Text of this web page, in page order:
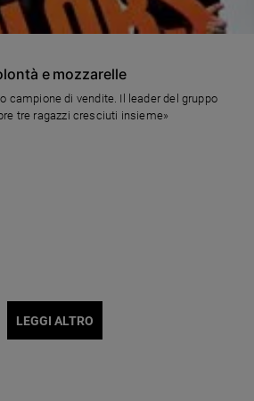
e mozzarelle
campione di vendite. Il leader del gruppo
tre ragazzi cresciuti insieme»
LEGGI ALTRO